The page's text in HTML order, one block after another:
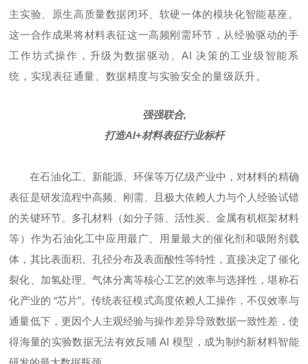
主实验、原生高质量数据闭环、软硬一体的模块化智能基座。
这一合作成果将材料表征这一高频刚需环节，从经验驱动的手
工作坊式操作，升级为数据驱动、AI 决策的工业级智能系
统，实现表征通量、数据精度与实验安全的量级跃升。
强强联合,
打造AI+材料表征行业标杆
在石油化工、新能源、环保等万亿级产业中，对材料的精确
表征是研发流程中高频、刚需、且极大依赖人力与个人经验试错
的关键环节。多孔材料（如分子筛、活性炭、金属有机框架材料
等）作为石油化工中应用最广、用量最大的催化剂和吸附剂载
体，其比表面积、孔径分布及表面酸性等特性，直接决定了催化
裂化、 加氢处理 、气体分离等核心工艺的效率与选择性，堪称石
化产业的 “芯片”。传统表征模式高度依赖人工操作，不仅效率与
通量低下，更因个人主观经验与操作差异导致数据一致性差，使
得海量的实验数据无法有效反哺 AI 模型，成为制约新材料智能